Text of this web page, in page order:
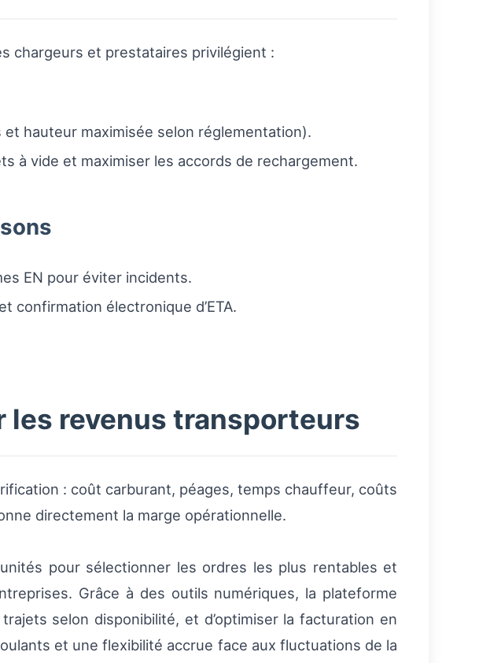
chargeurs et prestataires privilégient :
hauteur maximisée selon réglementation).
à vide et maximiser les accords de rechargement.
EN pour éviter incidents.
confirmation électronique d’ETA.
revenus transporteurs
: coût carburant, péages, temps chauffeur, coûts
directement la marge opérationnelle.
pour sélectionner les ordres les plus rentables et
Grâce à des outils numériques, la plateforme
selon disponibilité, et d’optimiser la facturation en
et une flexibilité accrue face aux fluctuations de la